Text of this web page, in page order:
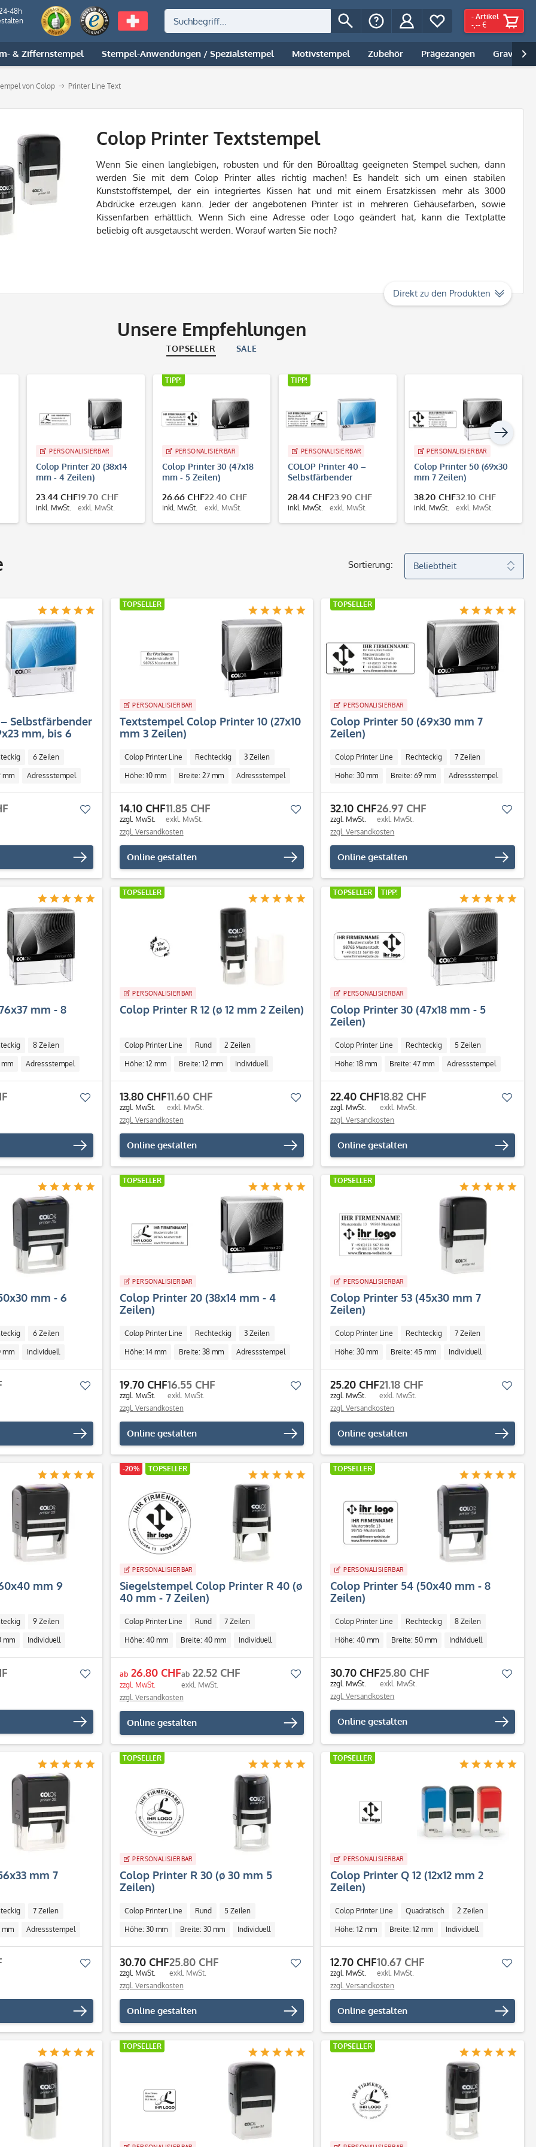
48h
- Artikel
-,-- €
& Ziffernstempel Stempel-Anwendungen / Spezialstempel Motivstempel Zubehör Prägezangen Gravur |

von Colop Printer Line Text
Colop Printer Textstempel
Wenn Sie einen langlebigen, robusten und für den Büroalltag geeigneten Stempel suchen, dann
werden Sie mit dem Colop Printer alles richtig machen! Es handelt sich um einen stabilen
Kunststoffstempel, der ein integriertes Kissen hat und mit einem Ersatzkissen mehr als 3000
Abdrücke erzeugen kann. Jeder der angebotenen Printer ist in mehreren Gehäusefarben, sowie
Kissenfarben erhältlich. Wenn Sich eine Adresse oder Logo geändert hat, kann die Textplatte
beliebig oft ausgetauscht werden. Worauf warten Sie noch?
Direkt zu den Produkten
Unsere Empfehlungen
TOPSELLER SALE
PERSONALISIERBAR
Colop Printer 20 (38x14
mm - 4 Zeilen)
23.44 CHF
inkl. MwSt.
19.70 CHF
exkl. MwSt.
TIPP!
PERSONALISIERBAR
Colop Printer 30 (47x18
mm - 5 Zeilen)
26.66 CHF
inkl. MwSt.
22.40 CHF
exkl. MwSt.
TIPP!
PERSONALISIERBAR
COLOP Printer 40 –
Selbstfärbender
mm, bis 6 Zeilen
28.44 CHF
inkl. MwSt.
23.90 CHF
exkl. MwSt.
PERSONALISIERBAR
Colop Printer 50 (69x30
mm 7 Zeilen)
38.20 CHF
inkl. MwSt.
32.10 CHF
exkl. MwSt.
Sortierung:
Selbstfärbender
mm, bis 6
6 Zeilen
mm Adressstempel
Merken
TOPSELLER
PERSONALISIERBAR
Textstempel Colop Printer 10 (27x10
mm 3 Zeilen)
Colop Printer Line Rechteckig 3 Zeilen
Höhe: 10 mm Breite: 27 mm Adressstempel
Individuell
14.10 CHF
zzgl. MwSt.
11.85 CHF
exkl. MwSt.
zzgl. Versandkosten
Online gestalten
Merken
TOPSELLER
PERSONALISIERBAR
Colop Printer 50 (69x30 mm 7
Zeilen)
Colop Printer Line Rechteckig 7 Zeilen
Höhe: 30 mm Breite: 69 mm Adressstempel
Individuell
32.10 CHF
zzgl. MwSt.
26.97 CHF
exkl. MwSt.
zzgl. Versandkosten
Online gestalten
mm - 8
8 Zeilen
Adressstempel
Merken
TOPSELLER
PERSONALISIERBAR
Colop Printer R 12 (ø 12 mm 2 Zeilen)
Colop Printer Line Rund 2 Zeilen
Höhe: 12 mm Breite: 12 mm Individuell
13.80 CHF
zzgl. MwSt.
11.60 CHF
exkl. MwSt.
zzgl. Versandkosten
Online gestalten
Merken
TOPSELLER TIPP!
PERSONALISIERBAR
Colop Printer 30 (47x18 mm - 5
Zeilen)
Colop Printer Line Rechteckig 5 Zeilen
Höhe: 18 mm Breite: 47 mm Adressstempel
Individuell
22.40 CHF
zzgl. MwSt.
18.82 CHF
exkl. MwSt.
zzgl. Versandkosten
Online gestalten
mm - 6
6 Zeilen
mm Individuell
Merken
TOPSELLER
PERSONALISIERBAR
Colop Printer 20 (38x14 mm - 4
Zeilen)
Colop Printer Line Rechteckig 3 Zeilen
Höhe: 14 mm Breite: 38 mm Adressstempel
Individuell
19.70 CHF
zzgl. MwSt.
16.55 CHF
exkl. MwSt.
zzgl. Versandkosten
Online gestalten
Merken
TOPSELLER
PERSONALISIERBAR
Colop Printer 53 (45x30 mm 7
Zeilen)
Colop Printer Line Rechteckig 7 Zeilen
Höhe: 30 mm Breite: 45 mm Individuell
25.20 CHF
zzgl. MwSt.
21.18 CHF
exkl. MwSt.
zzgl. Versandkosten
Online gestalten
mm 9
9 Zeilen
mm Individuell
Merken
-20% TOPSELLER
PERSONALISIERBAR
Siegelstempel Colop Printer R 40 (ø
40 mm - 7 Zeilen)
Colop Printer Line Rund 7 Zeilen
Höhe: 40 mm Breite: 40 mm Individuell
ab26.80 CHF
zzgl. MwSt.
ab22.52 CHF
exkl. MwSt.
zzgl. Versandkosten
Online gestalten
Merken
TOPSELLER
PERSONALISIERBAR
Colop Printer 54 (50x40 mm - 8
Zeilen)
Colop Printer Line Rechteckig 8 Zeilen
Höhe: 40 mm Breite: 50 mm Individuell
30.70 CHF
zzgl. MwSt.
25.80 CHF
exkl. MwSt.
zzgl. Versandkosten
Online gestalten
mm 7
7 Zeilen
mm Adressstempel
Merken
TOPSELLER
PERSONALISIERBAR
Colop Printer R 30 (ø 30 mm 5
Zeilen)
Colop Printer Line Rund 5 Zeilen
Höhe: 30 mm Breite: 30 mm Individuell
30.70 CHF
zzgl. MwSt.
25.80 CHF
exkl. MwSt.
zzgl. Versandkosten
Online gestalten
Merken
TOPSELLER
PERSONALISIERBAR
Colop Printer Q 12 (12x12 mm 2
Zeilen)
Colop Printer Line Quadratisch 2 Zeilen
Höhe: 12 mm Breite: 12 mm Individuell
12.70 CHF
zzgl. MwSt.
10.67 CHF
exkl. MwSt.
zzgl. Versandkosten
Online gestalten
TOPSELLER TOPSELLER